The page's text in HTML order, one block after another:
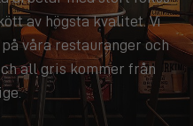
av högsta kvalitet. Vi
våra restauranger och
all gris kommer från